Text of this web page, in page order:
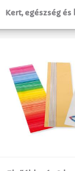
Kert, egészség